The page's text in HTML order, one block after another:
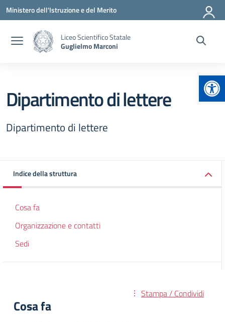
Vai ai contenuti
Vai al menu di navigazione
Vai al footer
Ministero dell'Istruzione e del Merito
Liceo Scientifico Statale
Guglielmo Marconi
Dipartimento di lettere
Dipartimento di lettere
Indice della struttura
Cosa fa
Organizzazione e contatti
Sedi
Stampa / Condividi
Cosa fa